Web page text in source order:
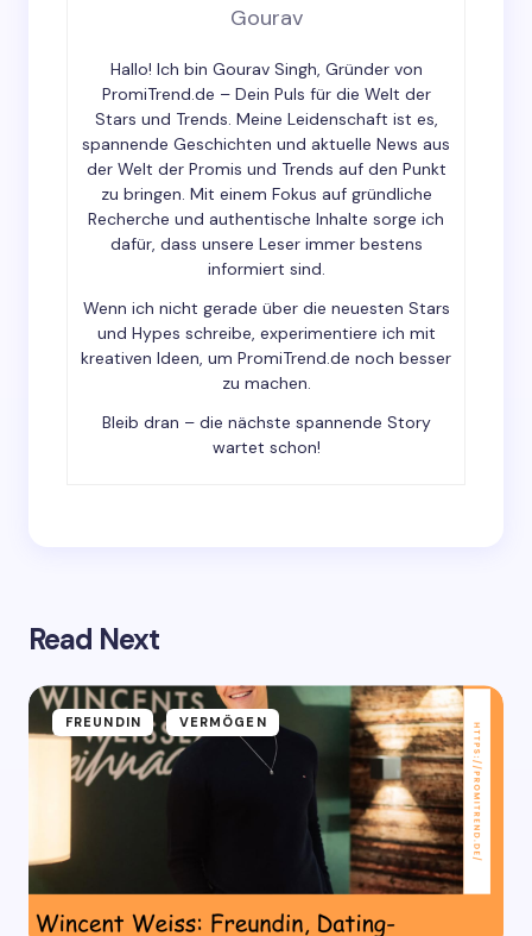
Your Comment *
Save my name and email in this browser for the
Submit Comment
Gourav
Hallo! Ich bin Gourav Singh, Gründer von
PromiTrend.de – Dein Puls für die Welt der
Stars und Trends. Meine Leidenschaft ist es,
spannende Geschichten und aktuelle News aus
der Welt der Promis und Trends auf den Punkt
zu bringen. Mit einem Fokus auf gründliche
Recherche und authentische Inhalte sorge ich
dafür, dass unsere Leser immer bestens
informiert sind.
Wenn ich nicht gerade über die neuesten Stars
und Hypes schreibe, experimentiere ich mit
kreativen Ideen, um PromiTrend.de noch besser
zu machen.
Bleib dran – die nächste spannende Story
wartet schon!
Read Next
FREUNDIN VERMÖGEN